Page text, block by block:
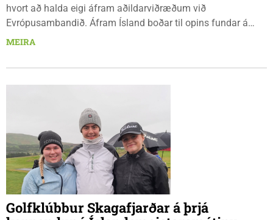
hvort að halda eigi áfram aðildarviðræðum við
Evrópusambandið. Áfram Ísland boðar til opins fundar á
Frímúrarasalnum Borgarmýri 1 á Sauðarkróki, laugardaginn
nauðsynleg.
MEIRA
Golfklúbbur Skagafjarðar á þrjá